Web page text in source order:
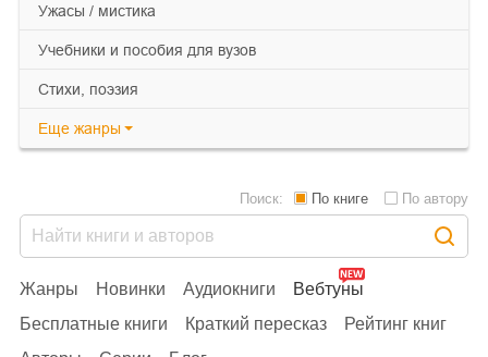
ужасы / мистика
учебники и пособия для вузов
cтихи, поэзия
Еще жанры
Жанры Новинки Аудиокниги
Вебтуны
Бесплатные книги
Краткий пересказ
Рейтинг книг
Поиск: По книге По автору